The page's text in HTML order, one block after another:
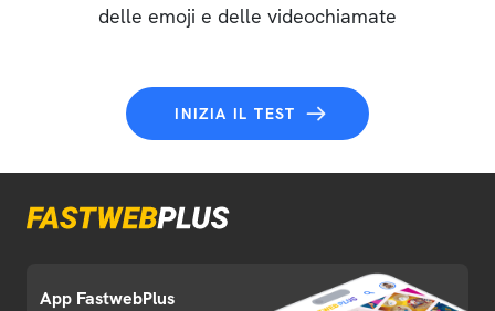
delle emoji e delle videochiamate
INIZIA IL TEST
App FastwebPlus